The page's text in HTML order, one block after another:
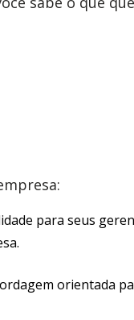
para seus
orientada